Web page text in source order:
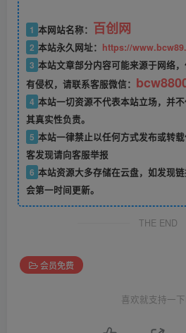
1 本网站名称： 百创网
2 本站永久网址： https://
3 本站文章部分内容可能来源于网络
有侵权，请联系客服微信：
4 本站一切资源不代表本站立场，并
其真实性负责。
5 本站一律禁止以任何方式发布或转
客发现请向客服举报
6 本站资源大多存储在云盘，如发现
会第一时间更新。
THE END
会员免费
喜欢就支持一